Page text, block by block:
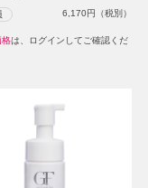
6,170円（税別）
格は、ログインしてご確認くだ